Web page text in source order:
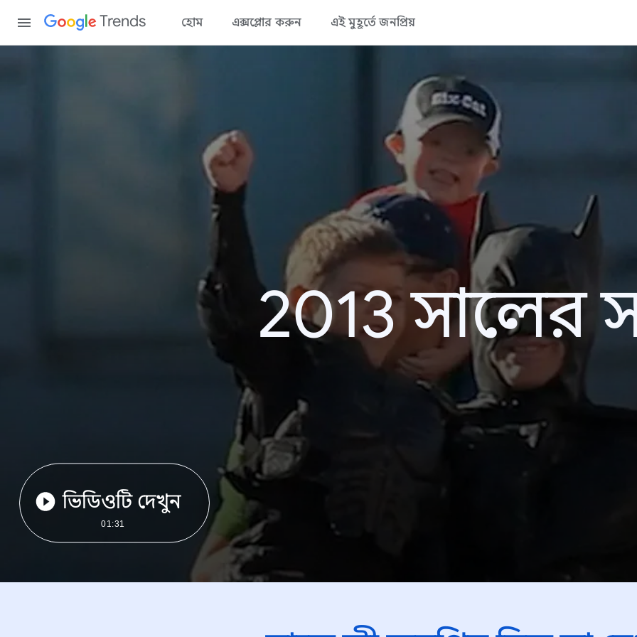
Trends হোম এক্সপ্লোর করুন এই মুহূর্তে জনপ্রিয়
2013 সালের
ভিডিওটি দেখুন
01:31